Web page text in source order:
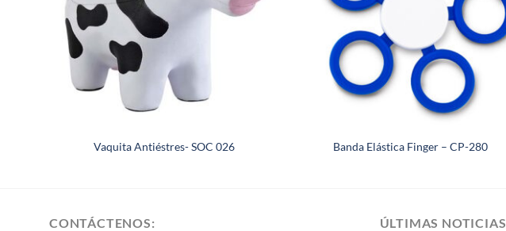
Vaquita Antiéstres- SOC 026 Banda Elástica Finger – CP-280
CONTÁCTENOS: ÚLTIMAS NOTICIAS